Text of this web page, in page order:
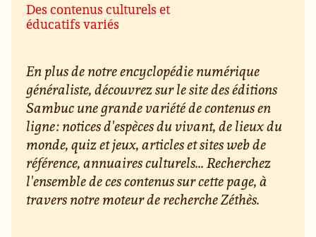
Des contenus culturels et
éducatifs variés
En plus de notre encyclopédie numérique
généraliste, découvrez sur le site des éditions
Sambuc une grande variété de contenus en
ligne : notices d'espèces du vivant, de lieux du
monde, quiz et jeux, articles et sites web de
référence, annuaires culturels... Recherchez
l'ensemble de ces contenus sur cette page, à
travers notre moteur de recherche Zéthès.